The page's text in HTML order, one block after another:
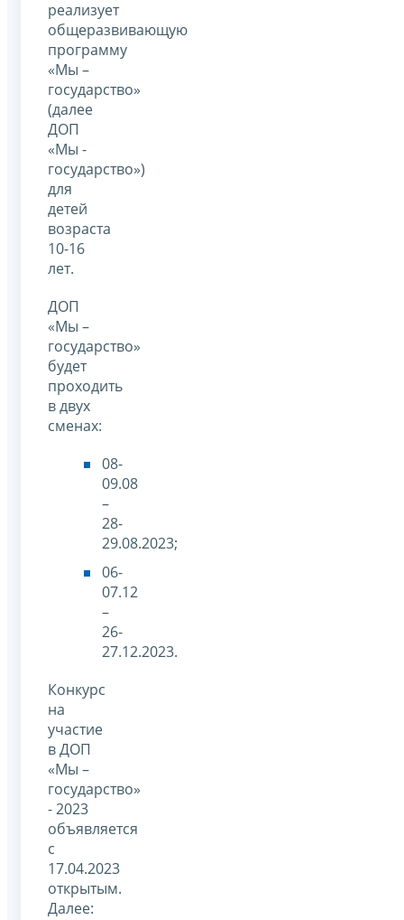
реализует
общеразвивающую
программу
«Мы –
государство»
(далее
ДОП
«Мы -
государство»)
для
детей
возраста
10-16
лет.
ДОП
«Мы –
государство»
будет
проходить
в двух
сменах:
08-
09.08
–
28-
29.08.2023;
06-
07.12
–
26-
27.12.2023.
Конкурс
на
участие
в ДОП
«Мы –
государство»
- 2023
объявляется
с
17.04.2023
открытым.
Далее: